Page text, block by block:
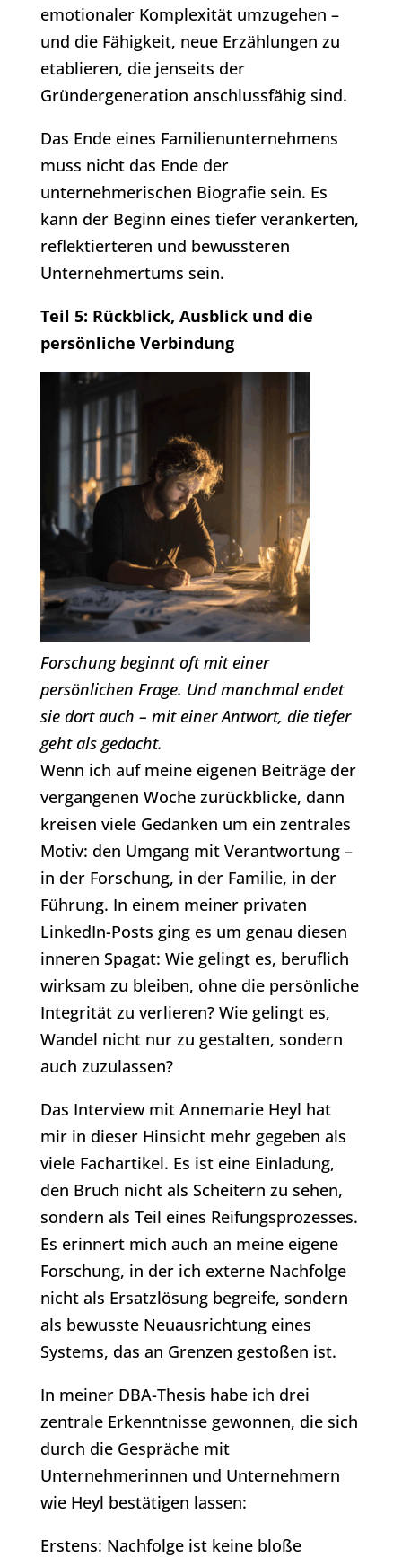
emotionaler Komplexität umzugehen –
und die Fähigkeit, neue Erzählungen zu
etablieren, die jenseits der
Gründergeneration anschlussfähig sind.
Das Ende eines Familienunternehmens
muss nicht das Ende der
unternehmerischen Biografie sein. Es
kann der Beginn eines tiefer verankerten,
reflektierteren und bewussteren
Unternehmertums sein.
Teil 5: Rückblick, Ausblick und die
persönliche Verbindung
Forschung beginnt oft mit einer
persönlichen Frage. Und manchmal endet
sie dort auch – mit einer Antwort, die tiefer
geht als gedacht.
Wenn ich auf meine eigenen Beiträge der
vergangenen Woche zurückblicke, dann
kreisen viele Gedanken um ein zentrales
Motiv: den Umgang mit Verantwortung –
in der Forschung, in der Familie, in der
Führung. In einem meiner privaten
LinkedIn-Posts ging es um genau diesen
inneren Spagat: Wie gelingt es, beruflich
wirksam zu bleiben, ohne die persönliche
Integrität zu verlieren? Wie gelingt es,
Wandel nicht nur zu gestalten, sondern
auch zuzulassen?
Das Interview mit Annemarie Heyl hat
mir in dieser Hinsicht mehr gegeben als
viele Fachartikel. Es ist eine Einladung,
den Bruch nicht als Scheitern zu sehen,
sondern als Teil eines Reifungsprozesses.
Es erinnert mich auch an meine eigene
Forschung, in der ich externe Nachfolge
nicht als Ersatzlösung begreife, sondern
als bewusste Neuausrichtung eines
Systems, das an Grenzen gestoßen ist.
In meiner DBA-Thesis habe ich drei
zentrale Erkenntnisse gewonnen, die sich
durch die Gespräche mit
Unternehmerinnen und Unternehmern
wie Heyl bestätigen lassen:
Erstens: Nachfolge ist keine bloße